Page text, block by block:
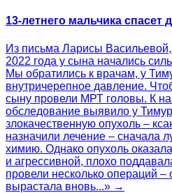
13-летнего мальчика спасет
Из письма Ларисы
2022 года у сына начались
Мы обратились к врачам, у
внутричерепное давление.
сыну провели МРТ головы. К
обследование выявило у
злокачественную опухоль –
назначили лечение – сначала
химию. Однако опухоль
и агрессивной, плохо
провели несколько операций –
вырастала вновь...» →